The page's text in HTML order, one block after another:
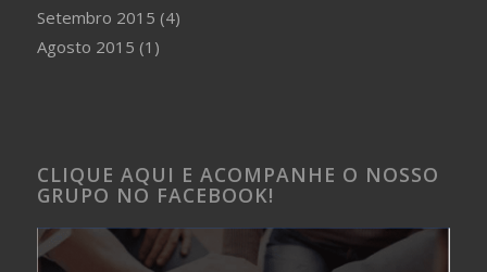
Setembro 2015 (4)
Agosto 2015 (1)
CLIQUE AQUI E ACOMPANHE O NOSSO
GRUPO NO FACEBOOK!